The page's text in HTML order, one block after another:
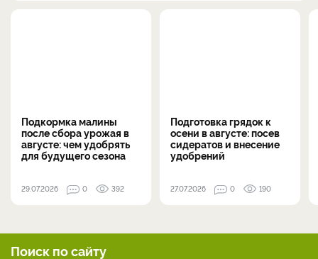
Подкормка малины
после сбора урожая в
августе: чем удобрять
для будущего сезона
29.07.2026 0 392
Подготовка грядок к
осени в августе: посев
сидератов и внесение
удобрений
27.07.2026 0 190
Поиск по сайту